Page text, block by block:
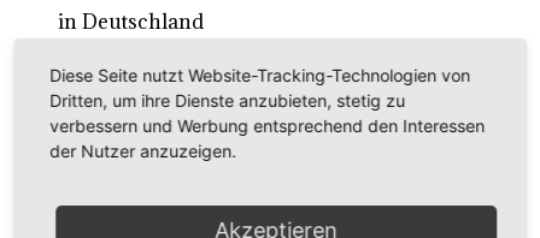
in Deutschland
Rebsorten international
externe Links
Tafeltraubensorten
Diese Seite nutzt Website-Tracking-Technologien von
Dritten, um ihre Dienste anzubieten, stetig zu
verbessern und Werbung entsprechend den Interessen
der Nutzer anzuzeigen.
Akzeptieren